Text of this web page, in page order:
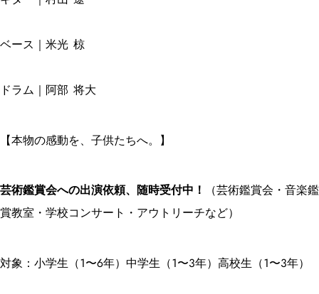
ベース｜米光 椋
ドラム｜阿部 将大
【本物の感動を、子供たちへ。】
芸術鑑賞会への出演依頼、随時受付中！
（芸術鑑賞会・音楽鑑
賞教室・学校コンサート・アウトリーチなど）
対象：小学生（1〜6年）中学生（1〜3年）高校生（1〜3年）